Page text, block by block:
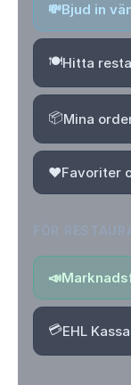
💸Bjud in
🍽️Hitta
📦Mina
❤️Favoriter
📣
💳EHL